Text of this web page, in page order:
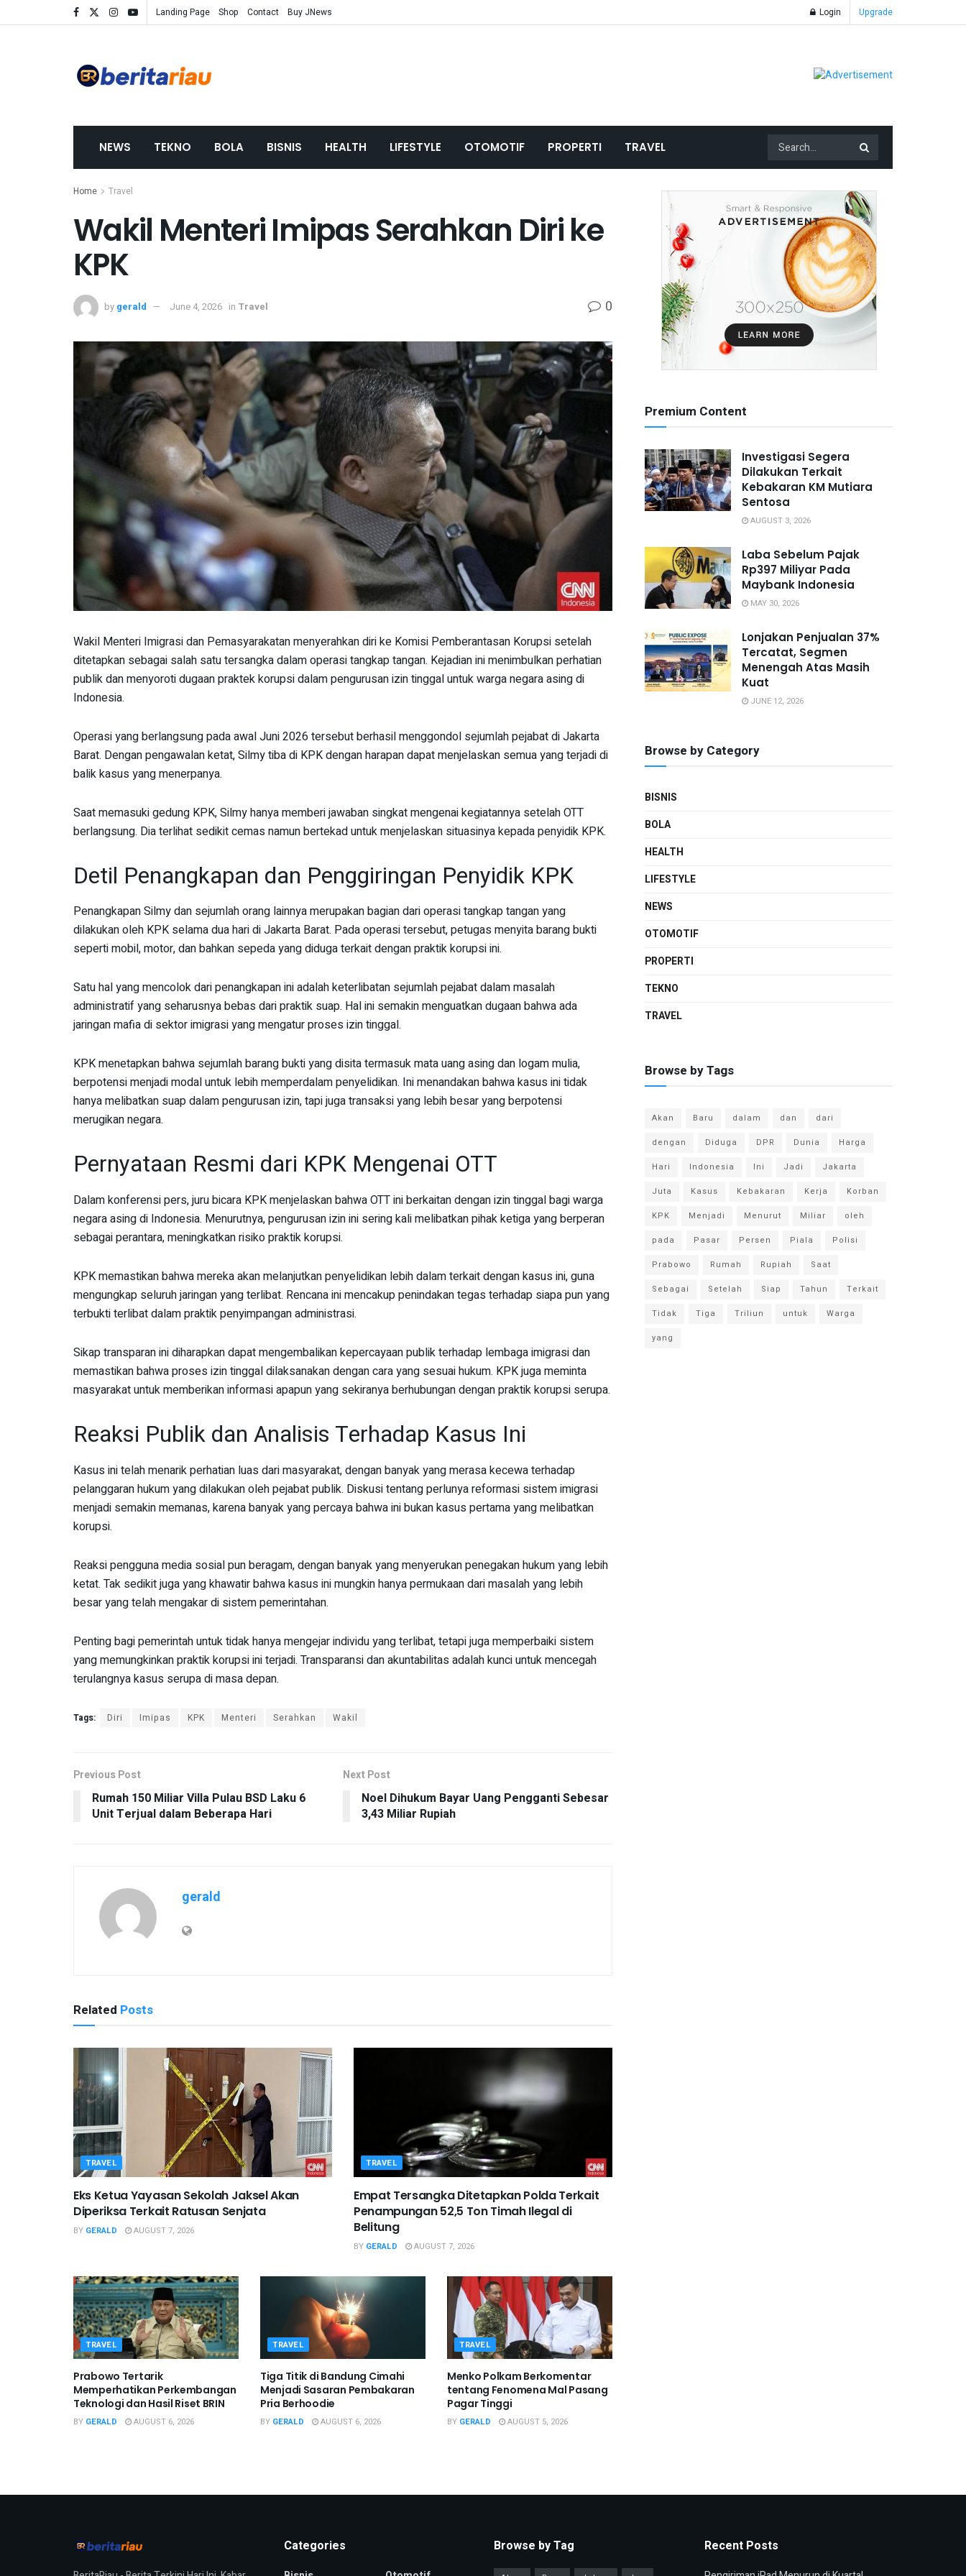
Landing Page Shop Contact Buy JNews Login Upgrade
NEWS TEKNO BOLA BISNIS HEALTH LIFESTYLE OTOMOTIF PROPERTI TRAVEL
Home Travel
Wakil Menteri Imipas Serahkan Diri ke
KPK
by gerald June 4, 2026 in Travel 0
Wakil Menteri Imigrasi dan Pemasyarakatan menyerahkan diri ke Komisi Pemberantasan Korupsi setelah
ditetapkan sebagai salah satu tersangka dalam operasi tangkap tangan. Kejadian ini menimbulkan perhatian
publik dan menyoroti dugaan praktek korupsi dalam pengurusan izin tinggal untuk warga negara asing di
Indonesia.
Operasi yang berlangsung pada awal Juni 2026 tersebut berhasil menggondol sejumlah pejabat di Jakarta
Barat. Dengan pengawalan ketat, Silmy tiba di KPK dengan harapan dapat menjelaskan semua yang terjadi di
balik kasus yang menerpanya.
Saat memasuki gedung KPK, Silmy hanya memberi jawaban singkat mengenai kegiatannya setelah OTT
berlangsung. Dia terlihat sedikit cemas namun bertekad untuk menjelaskan situasinya kepada penyidik KPK.
Detil Penangkapan dan Penggiringan Penyidik KPK
Penangkapan Silmy dan sejumlah orang lainnya merupakan bagian dari operasi tangkap tangan yang
dilakukan oleh KPK selama dua hari di Jakarta Barat. Pada operasi tersebut, petugas menyita barang bukti
seperti mobil, motor, dan bahkan sepeda yang diduga terkait dengan praktik korupsi ini.
Satu hal yang mencolok dari penangkapan ini adalah keterlibatan sejumlah pejabat dalam masalah
administratif yang seharusnya bebas dari praktik suap. Hal ini semakin menguatkan dugaan bahwa ada
jaringan mafia di sektor imigrasi yang mengatur proses izin tinggal.
KPK menetapkan bahwa sejumlah barang bukti yang disita termasuk mata uang asing dan logam mulia,
berpotensi menjadi modal untuk lebih memperdalam penyelidikan. Ini menandakan bahwa kasus ini tidak
hanya melibatkan suap dalam pengurusan izin, tapi juga transaksi yang lebih besar yang berpotensi
merugikan negara.
Pernyataan Resmi dari KPK Mengenai OTT
Dalam konferensi pers, juru bicara KPK menjelaskan bahwa OTT ini berkaitan dengan izin tinggal bagi warga
negara asing di Indonesia. Menurutnya, pengurusan izin ini sering kali melibatkan pihak ketiga yang berperan
sebagai perantara, meningkatkan risiko praktik korupsi.
KPK memastikan bahwa mereka akan melanjutkan penyelidikan lebih dalam terkait dengan kasus ini, guna
mengungkap seluruh jaringan yang terlibat. Rencana ini mencakup penindakan tegas terhadap siapa pun yang
terbukti terlibat dalam praktik penyimpangan administrasi.
Sikap transparan ini diharapkan dapat mengembalikan kepercayaan publik terhadap lembaga imigrasi dan
memastikan bahwa proses izin tinggal dilaksanakan dengan cara yang sesuai hukum. KPK juga meminta
masyarakat untuk memberikan informasi apapun yang sekiranya berhubungan dengan praktik korupsi serupa.
Reaksi Publik dan Analisis Terhadap Kasus Ini
Kasus ini telah menarik perhatian luas dari masyarakat, dengan banyak yang merasa kecewa terhadap
pelanggaran hukum yang dilakukan oleh pejabat publik. Diskusi tentang perlunya reformasi sistem imigrasi
menjadi semakin memanas, karena banyak yang percaya bahwa ini bukan kasus pertama yang melibatkan
korupsi.
Reaksi pengguna media sosial pun beragam, dengan banyak yang menyerukan penegakan hukum yang lebih
ketat. Tak sedikit juga yang khawatir bahwa kasus ini mungkin hanya permukaan dari masalah yang lebih
besar yang telah mengakar di sistem pemerintahan.
Penting bagi pemerintah untuk tidak hanya mengejar individu yang terlibat, tetapi juga memperbaiki sistem
yang memungkinkan praktik korupsi ini terjadi. Transparansi dan akuntabilitas adalah kunci untuk mencegah
terulangnya kasus serupa di masa depan.
Tags: Diri Imipas KPK Menteri Serahkan Wakil
Previous Post
Rumah 150 Miliar Villa Pulau BSD Laku 6
Unit Terjual dalam Beberapa Hari
Next Post
Noel Dihukum Bayar Uang Pengganti Sebesar
3,43 Miliar Rupiah
gerald
Related Posts
TRAVEL
Eks Ketua Yayasan Sekolah Jaksel Akan
Diperiksa Terkait Ratusan Senjata
BY GERALD AUGUST 7, 2026
TRAVEL
Empat Tersangka Ditetapkan Polda Terkait
Penampungan 52,5 Ton Timah Ilegal di
Belitung
BY GERALD AUGUST 7, 2026
TRAVEL
Prabowo Tertarik
Memperhatikan Perkembangan
Teknologi dan Hasil Riset BRIN
BY GERALD AUGUST 6, 2026
TRAVEL
Tiga Titik di Bandung Cimahi
Menjadi Sasaran Pembakaran
Pria Berhoodie
BY GERALD AUGUST 6, 2026
TRAVEL
Menko Polkam Berkomentar
tentang Fenomena Mal Pasang
Pagar Tinggi
BY GERALD AUGUST 5, 2026
Premium Content
Investigasi Segera
Dilakukan Terkait
Kebakaran KM Mutiara
Sentosa
AUGUST 3, 2026
Laba Sebelum Pajak
Rp397 Miliyar Pada
Maybank Indonesia
MAY 30, 2026
Lonjakan Penjualan 37%
Tercatat, Segmen
Menengah Atas Masih
Kuat
JUNE 12, 2026
Browse by Category
BISNIS
BOLA
HEALTH
LIFESTYLE
NEWS
OTOMOTIF
PROPERTI
TEKNO
TRAVEL
Browse by Tags
Akan Baru dalam dan
dari
dengan
Diduga DPR Dunia
Harga
Hari
Indonesia Ini Jadi
Jakarta
Juta
Kasus Kebakaran Kerja
Korban
KPK
Menjadi Menurut Miliar
oleh
pada
Pasar Persen Piala
Polisi
Prabowo
Rumah Rupiah
Saat
Sebagai
Setelah Siap Tahun
Terkait
Tidak
Tiga Triliun untuk
Warga
yang
Categories Browse by Tag Recent Posts